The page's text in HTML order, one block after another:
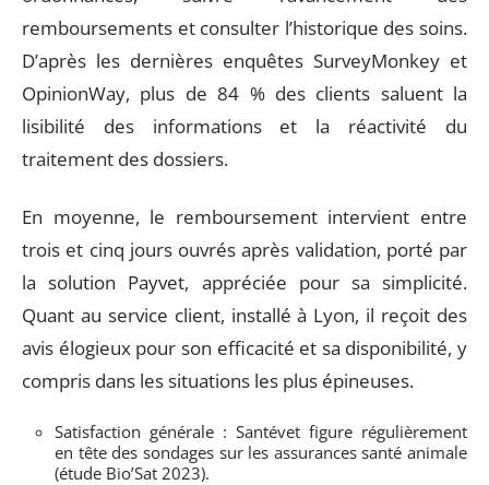
remboursements et consulter l’historique des soins.
D’après les dernières enquêtes SurveyMonkey et
OpinionWay, plus de 84 % des clients saluent la
lisibilité des informations et la réactivité du
traitement des dossiers.
En moyenne, le remboursement intervient entre
trois et cinq jours ouvrés après validation, porté par
la solution Payvet, appréciée pour sa simplicité.
Quant au service client, installé à Lyon, il reçoit des
avis élogieux pour son efficacité et sa disponibilité, y
compris dans les situations les plus épineuses.
Satisfaction générale : Santévet figure régulièrement
en tête des sondages sur les assurances santé animale
(étude Bio’Sat 2023).